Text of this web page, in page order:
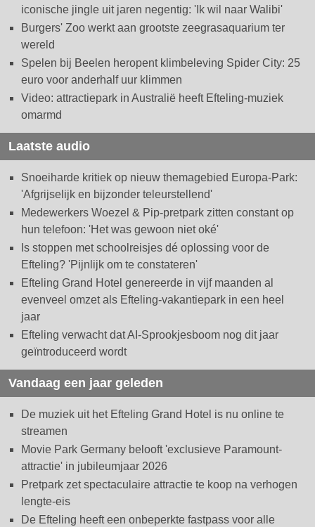
iconische jingle uit jaren negentig: 'Ik wil naar Walibi'
Burgers' Zoo werkt aan grootste zeegrasaquarium ter
wereld
Spelen bij Beelen heropent klimbeleving Spider City: 25
euro voor anderhalf uur klimmen
Video: attractiepark in Australië heeft Efteling-muziek
omarmd
Laatste audio
Snoeiharde kritiek op nieuw themagebied Europa-Park:
'Afgrijselijk en bijzonder teleurstellend'
Medewerkers Woezel & Pip-pretpark zitten constant op
hun telefoon: 'Het was gewoon niet oké'
Is stoppen met schoolreisjes dé oplossing voor de
Efteling? 'Pijnlijk om te constateren'
Efteling Grand Hotel genereerde in vijf maanden al
evenveel omzet als Efteling-vakantiepark in een heel
jaar
Efteling verwacht dat AI-Sprookjesboom nog dit jaar
geïntroduceerd wordt
Vandaag een jaar geleden
De muziek uit het Efteling Grand Hotel is nu online te
streamen
Movie Park Germany belooft 'exclusieve Paramount-
attractie' in jubileumjaar 2026
Pretpark zet spectaculaire attractie te koop na verhogen
lengte-eis
De Efteling heeft een onbeperkte fastpass voor alle